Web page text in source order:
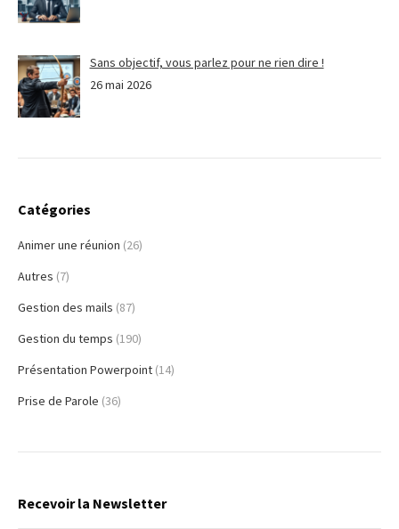
Sans objectif, vous parlez pour ne rien dire !
26 mai 2026
Catégories
Animer une réunion (26)
Autres (7)
Gestion des mails (87)
Gestion du temps (190)
Présentation Powerpoint (14)
Prise de Parole (36)
Recevoir la Newsletter